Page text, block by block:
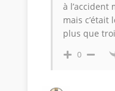
à l’accident
mais c’était
plus que
0